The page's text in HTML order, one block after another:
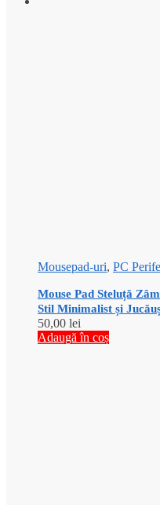
Mousepad-uri, PC
Mouse Pad Steluță
Stil Minimalist și
50,00 lei
Adaugă în coș